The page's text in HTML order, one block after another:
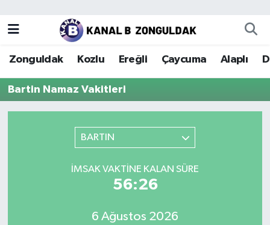
Zonguldak Kozlu Ereğli Çaycuma Alaplı
Bartin Namaz Vakitleri
BARTIN
İMSAK VAKTINE KALAN SÜRE
56:26
6 Ağustos 2026
Zonguldak
Kozlu
Zonguldak Nöbetçi Eczaneler
Zonguldak Hava Durumu
Puan Durumu ve Fikstür
Tüm Manşetler